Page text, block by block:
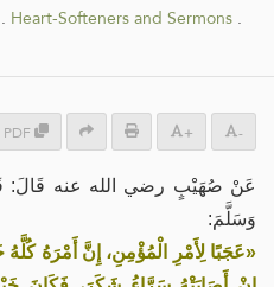
. Heart-Softeners and Sermons .
PDF + -
عَنْ صُهَيْبٍ رضي الله عنه قَالَ:
وَسَلَّمَ:
«عَجَبًا لِأَمْرِ الْمُؤْمِنِ، إِنَّ أَمْرَهُ كُلَّهُ